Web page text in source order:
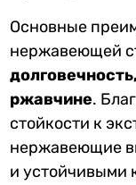
Основные
нержавеющей
ржавчине.
стойкости к
нержавеющие
и устойчивыми